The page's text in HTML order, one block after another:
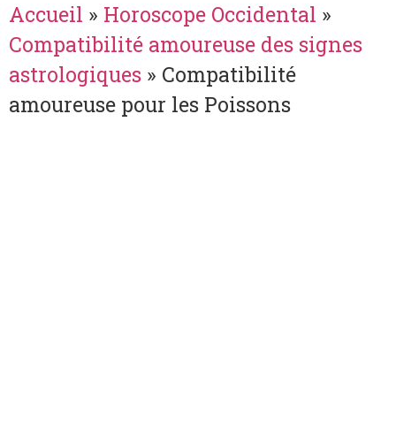
Accueil » Horoscope Occidental »
Compatibilité amoureuse des signes
astrologiques » Compatibilité
amoureuse pour les Poissons